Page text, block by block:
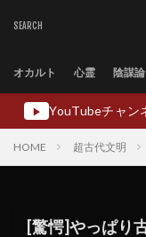
オカルト 心霊 陰謀論
▶ YouTubeチャン
HOME 超古代文明
[驚愕]やっぱり